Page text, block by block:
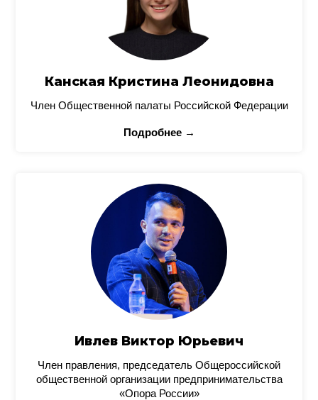
Канская Кристина Леонидовна
Член Общественной палаты Российской Федерации
Подробнее →
Ивлев Виктор Юрьевич
Член правления, председатель Общероссийской
общественной организации предпринимательства
«Опора России»